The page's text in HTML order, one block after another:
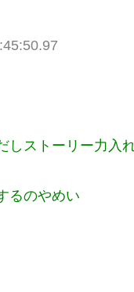
しストーリー力入
るのやめい